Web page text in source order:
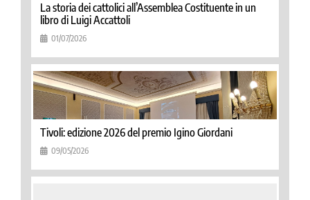
La storia dei cattolici all’Assemblea Costituente in un
libro di Luigi Accattoli
01/07/2026
Tivoli: edizione 2026 del premio Igino Giordani
09/05/2026